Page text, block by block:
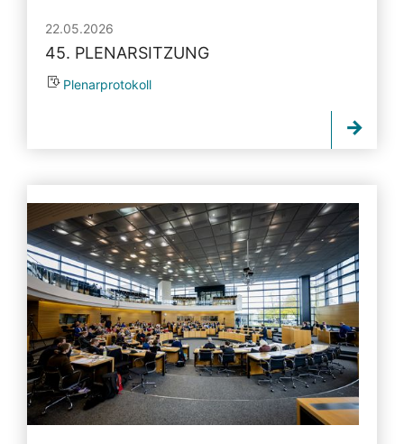
22.05.2026
45. PLENARSITZUNG
Plenarprotokoll